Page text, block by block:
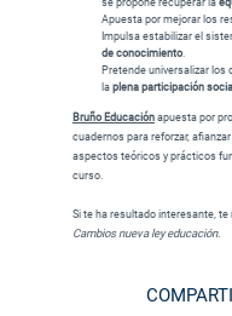
Apuesta por mejorar los
Impulsa estabilizar el
de conocimiento.
Pretende universalizar
laplena participación
Bruño Educaciónapuesta por
cuadernos para reforzar,
aspectos teóricos y prácticos
curso.
Si te ha resultado interesante,
Cambios nueva ley educación.